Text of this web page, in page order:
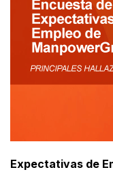
Expectativas de